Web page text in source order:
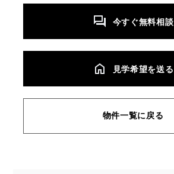
今すぐ無料相談
⾒学希望を送る
物件一覧に戻る